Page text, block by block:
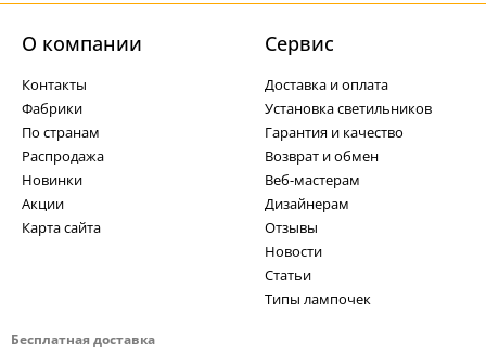
Бесплатная доставка
О компании
Контакты
Фабрики
По странам
Распродажа
Новинки
Акции
Карта сайта
Cервис
Доставка и оплата
Установка светильников
Гарантия и качество
Возврат и обмен
Веб-мастерам
Дизайнерам
Отзывы
Новости
Статьи
Типы лампочек